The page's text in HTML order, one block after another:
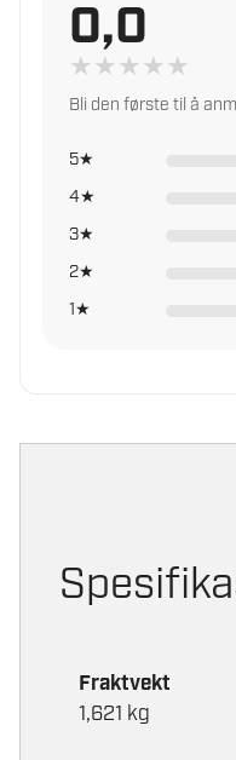
0,0
★★★★★
Bli den første til å
5★
4★
3★
2★
1★
Fraktvekt
1,621 kg